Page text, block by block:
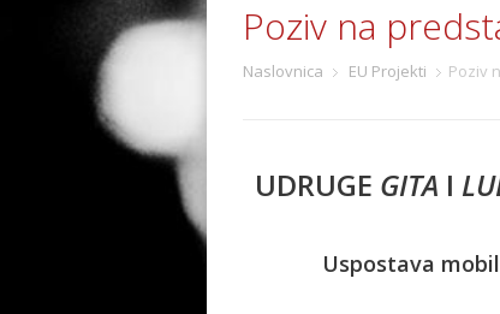
Poziv na
Naslovnica EU Projekti Poziv
UDRUGE GITA I
Uspostava